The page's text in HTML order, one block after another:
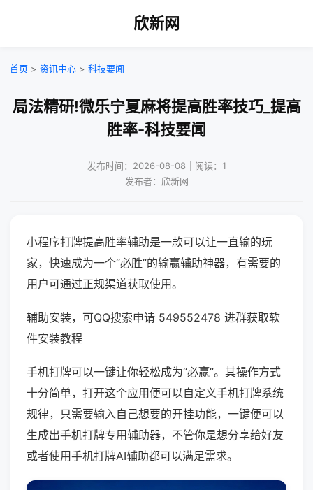
欣新网
首页 > 资讯中心 > 科技要闻
局法精研!微乐宁夏麻将提高胜率技巧_提高
胜率-科技要闻
发布时间：2026-08-08｜阅读：1
发布者：欣新网
小程序打牌提高胜率辅助是一款可以让一直输的玩
家，快速成为一个“必胜”的输赢辅助神器，有需要的
用户可通过正规渠道获取使用。
辅助安装，可QQ搜索申请 549552478 进群获取软
件安装教程
手机打牌可以一键让你轻松成为“必赢”。其操作方式
十分简单，打开这个应用便可以自定义手机打牌系统
规律，只需要输入自己想要的开挂功能，一键便可以
生成出手机打牌专用辅助器，不管你是想分享给好友
或者使用手机打牌AI辅助都可以满足需求。